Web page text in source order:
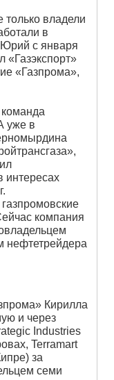
владели
в
с января
«Газэкспорт»
«Газпрома»,
уже в
интересах
компания
нефтетрейдера
Кирилла
и через
Industries
Terramart
за
семи